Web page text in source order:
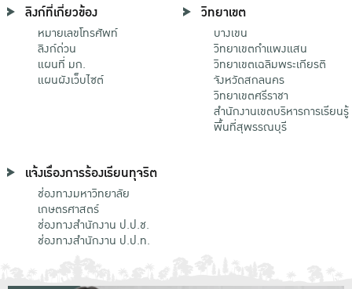
ลิงก์ที่เกี่ยวข้อง
หมายเลขโทรศัพท์
ลิงก์ด่วน
แผนที่ มก.
แผนผังเว็บไซต์
วิทยาเขต
บางเขน
วิทยาเขตกําแพงแสน
วิทยาเขตเฉลิมพระเกียรติ
จังหวัดสกลนคร
วิทยาเขตศรีราชา
สำนักงานเขตบริหารการเรียนรู้
พื้นที่สุพรรณบุรี
แจ้งเรื่องการร้องเรียนทุจริต
ช่องทางมหาวิทยาลัย
เกษตรศาสตร์
ช่องทางสำนักงาน ป.ป.ช.
ช่องทางสำนักงาน ป.ป.ท.